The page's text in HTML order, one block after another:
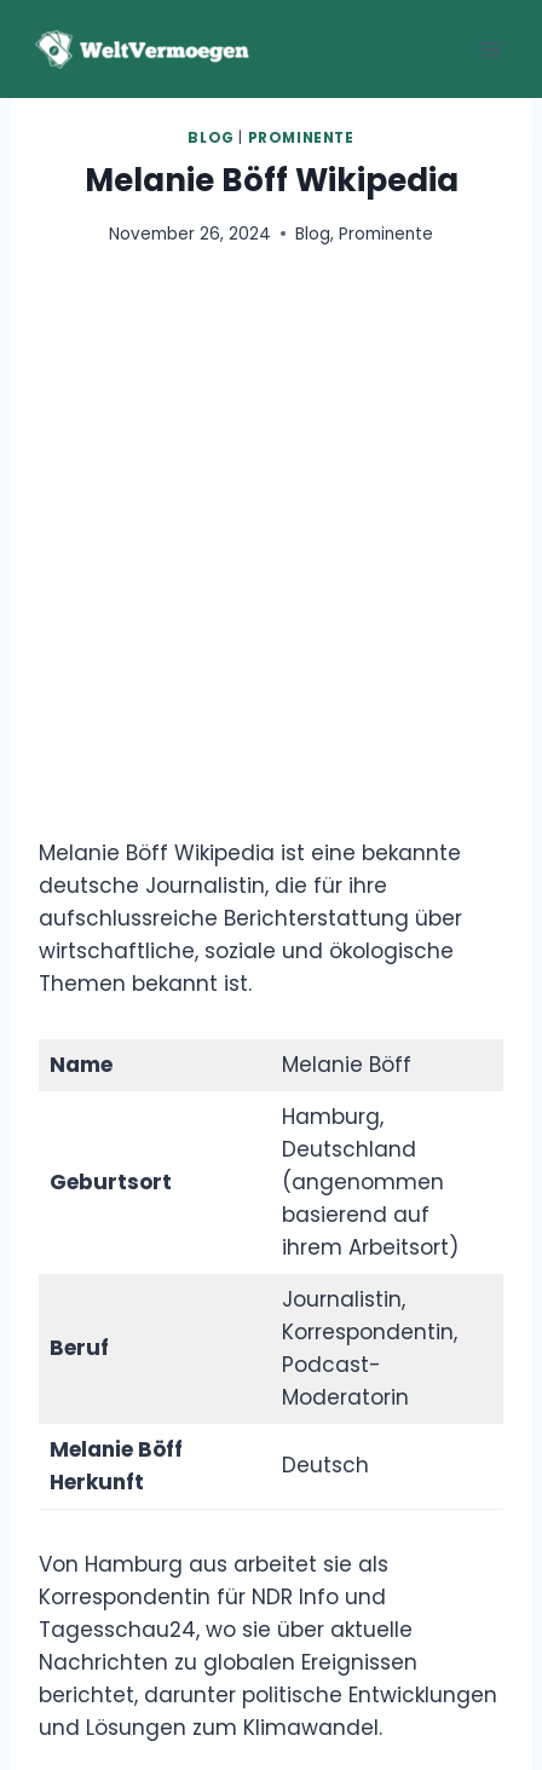
Inhalt
BLOG PROMINENTE
Melanie Böff Wikipedia
November 26, 2024 Blog, Prominente
Melanie Böff Wikipedia ist eine bekannte
deutsche Journalistin, die für ihre
aufschlussreiche Berichterstattung über
wirtschaftliche, soziale und ökologische
Themen bekannt ist.
Name Melanie Böff
Geburtsort
Hamburg,
Deutschland
(angenommen
basierend auf
ihrem Arbeitsort)
Beruf
Journalistin,
Korrespondentin,
Podcast-
Moderatorin
Melanie Böff
Herkunft
Deutsch
Von Hamburg aus arbeitet sie als
Korrespondentin für NDR Info und
Tagesschau24, wo sie über aktuelle
Nachrichten zu globalen Ereignissen
berichtet, darunter politische Entwicklungen
und Lösungen zum Klimawandel.